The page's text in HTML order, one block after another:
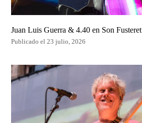
Juan Luis Guerra & 4.40 en Son Fusteret
Publicado el 23 julio, 2026